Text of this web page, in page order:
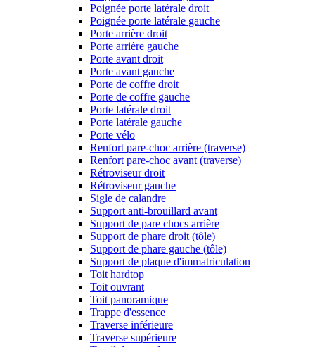
Poignée porte latérale droit
Poignée porte latérale gauche
Porte arrière droit
Porte arrière gauche
Porte avant droit
Porte avant gauche
Porte de coffre droit
Porte de coffre gauche
Porte latérale droit
Porte latérale gauche
Porte vélo
Renfort pare-choc arrière (traverse)
Renfort pare-choc avant (traverse)
Rétroviseur droit
Rétroviseur gauche
Sigle de calandre
Support anti-brouillard avant
Support de pare chocs arrière
Support de phare droit (tôle)
Support de phare gauche (tôle)
Support de plaque d'immatriculation
Toit hardtop
Toit ouvrant
Toit panoramique
Trappe d'essence
Traverse inférieure
Traverse supérieure